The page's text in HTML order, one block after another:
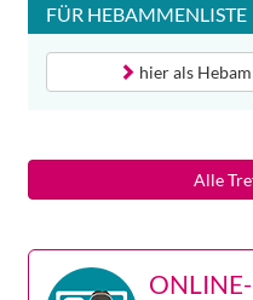
FÜR HEBAMMENLISTE
hier als
Alle